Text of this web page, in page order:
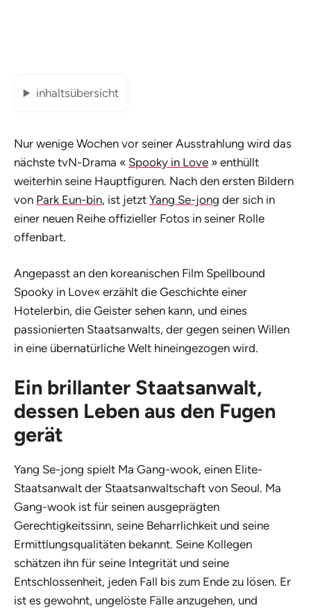
inhaltsübersicht
Nur wenige Wochen vor seiner Ausstrahlung wird das
nächste tvN-Drama « Spooky in Love » enthüllt
weiterhin seine Hauptfiguren. Nach den ersten Bildern
von Park Eun-bin, ist jetzt Yang Se-jong der sich in
einer neuen Reihe offizieller Fotos in seiner Rolle
offenbart.
Angepasst an den koreanischen Film Spellbound
Spooky in Love« erzählt die Geschichte einer
Hotelerbin, die Geister sehen kann, und eines
passionierten Staatsanwalts, der gegen seinen Willen
in eine übernatürliche Welt hineingezogen wird.
Ein brillanter Staatsanwalt,
dessen Leben aus den Fugen
gerät
Yang Se-jong spielt Ma Gang-wook, einen Elite-
Staatsanwalt der Staatsanwaltschaft von Seoul. Ma
Gang-wook ist für seinen ausgeprägten
Gerechtigkeitssinn, seine Beharrlichkeit und seine
Ermittlungsqualitäten bekannt. Seine Kollegen
schätzen ihn für seine Integrität und seine
Entschlossenheit, jeden Fall bis zum Ende zu lösen. Er
ist es gewohnt, ungelöste Fälle anzugehen, und